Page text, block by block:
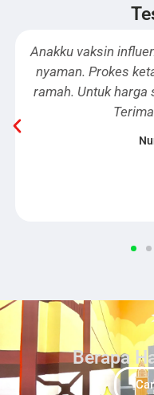
Alhamdulillah
dede. Medikids
tetap rutin
dan susternya
Berapa